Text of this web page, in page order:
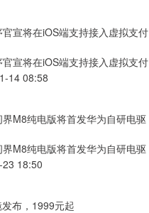
宣将在iOS端支持接入虚拟支付
宣将在iOS端支持接入虚拟支付
14 08:58
M8纯电版将首发华为自研电驱
M8纯电版将首发华为自研电驱
18:50
布，1999元起